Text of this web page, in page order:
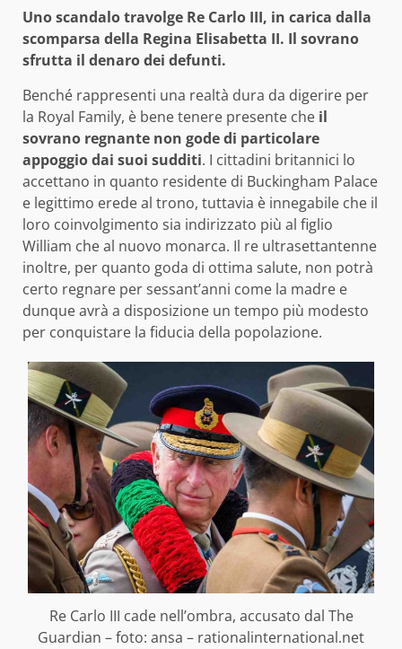
Uno scandalo travolge Re Carlo III, in carica dalla
scomparsa della Regina Elisabetta II. Il sovrano
sfrutta il denaro dei defunti.
Benché rappresenti una realtà dura da digerire per
la Royal Family, è bene tenere presente che il
sovrano regnante non gode di particolare
appoggio dai suoi sudditi. I cittadini britannici lo
accettano in quanto residente di Buckingham Palace
e legittimo erede al trono, tuttavia è innegabile che il
loro coinvolgimento sia indirizzato più al figlio
William che al nuovo monarca. Il re ultrasettantenne
inoltre, per quanto goda di ottima salute, non potrà
certo regnare per sessant’anni come la madre e
dunque avrà a disposizione un tempo più modesto
per conquistare la fiducia della popolazione.
Re Carlo III cade nell’ombra, accusato dal The
Guardian – foto: ansa – rationalinternational.net